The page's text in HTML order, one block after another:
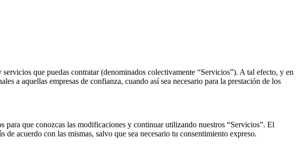
que puedas contratar (denominados colectivamente “Servicios”). A tal efecto, y en
a aquellas empresas de confianza, cuando así sea necesario para la prestación de los
que conozcas las modificaciones y continuar utilizando nuestros “Servicios”. El
acuerdo con las mismas, salvo que sea necesario tu consentimiento expreso.